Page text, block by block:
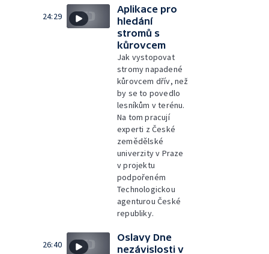
24:29
Aplikace pro
hledání
stromů s
kůrovcem
Jak vystopovat
stromy napadené
kůrovcem dřív, než
by se to povedlo
lesníkům v terénu.
Na tom pracují
experti z České
zemědělské
univerzity v Praze
v projektu
podpořeném
Technologickou
agenturou České
republiky.
26:40
Oslavy Dne
nezávislosti v